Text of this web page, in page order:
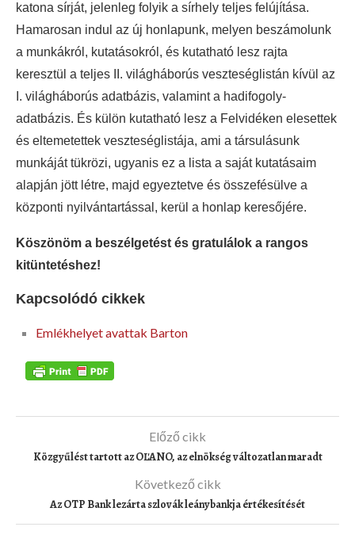
katona sírját, jelenleg folyik a sírhely teljes felújítása.
Hamarosan indul az új honlapunk, melyen beszámolunk
a munkákról, kutatásokról, és kutatható lesz rajta
keresztül a teljes II. világháborús veszteséglistán kívül az
I. világháborús adatbázis, valamint a hadifogoly-
adatbázis. És külön kutatható lesz a Felvidéken elesettek
és eltemetettek veszteséglistája, ami a társulásunk
munkáját tükrözi, ugyanis ez a lista a saját kutatásaim
alapján jött létre, majd egyeztetve és összefésülve a
központi nyilvántartással, kerül a honlap keresőjére.
Köszönöm a beszélgetést és gratulálok a rangos
kitüntetéshez!
Kapcsolódó cikkek
Emlékhelyet avattak Barton
Előző cikk
Közgyűlést tartott az OĽANO, az elnökség változatlan maradt
Következő cikk
Az OTP Bank lezárta szlovák leánybankja értékesítését